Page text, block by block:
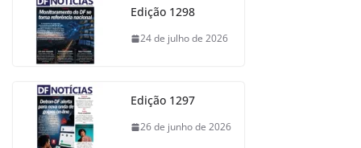
Edição 1298
24 de julho de 2026
Edição 1297
26 de junho de 2026